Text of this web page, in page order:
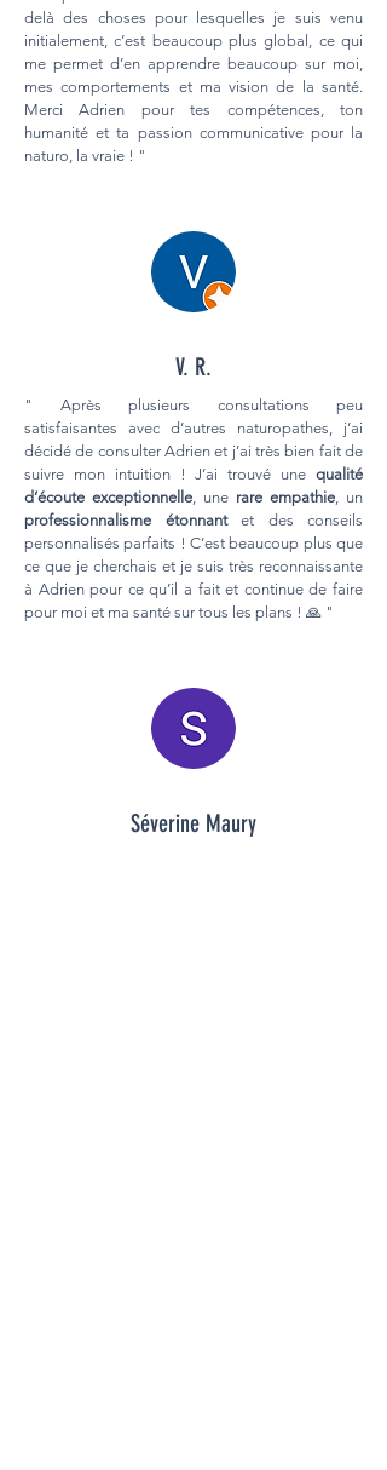
delà des choses pour lesquelles je suis venu
initialement, c’est beaucoup plus global, ce qui
me permet d’en apprendre beaucoup sur moi,
mes comportements et ma vision de la santé.
Merci Adrien pour tes compétences, ton
humanité et ta passion communicative pour la
naturo, la vraie ! "
V. R.
" Après plusieurs consultations peu
satisfaisantes avec d’autres naturopathes, j’ai
décidé de consulter Adrien et j’ai très bien fait de
suivre mon intuition ! J’ai trouvé une qualité
d’écoute exceptionnelle, une rare empathie, un
professionnalisme étonnantet des conseils
personnalisés parfaits ! C’est beaucoup plus que
ce que je cherchais et je suis très reconnaissante
à Adrien pour ce qu’il a fait et continue de faire
pour moi et ma santé sur tous les plans ! 🙏 "
Séverine Maury